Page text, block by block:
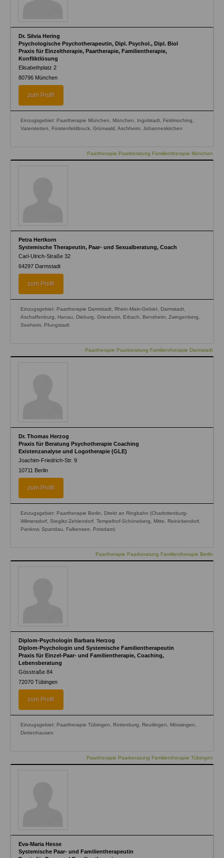
Dr. Silvia Hering
Psychologische Psychotherapeutin, Dipl. Psychol., Dipl. Biol
Praxis für Einzeltherapie, Paartherapie, Familientherapie,
Konfliktlösung
Elisabethplatz 2
80796 München
zum Profil
Einzugsgebiet: Paartherapie München, München, Ingolstadt, Feldmoching,
Vaterstetten, Fürstenfeldbruck, Grünwald, Aschheim, Johanneskirchen
Paartherapie Paarberatung Familientherapie München
Petra Hertkorn
Systemische Therapeutin, Paar- und Sexualberatung, Coach
Carl-Ulrich-Straße 32
64297 Darmstadt
zum Profil
Einzugsgebiet: Paartherapie Darmstadt, Rhein-Main-Gebiet, Darmstadt,
Aschaffenburg, Hanau, Dieburg, Griesheim, Erbach, Bensheim, Zwingenberg,
Seeheim, Pfungstadt
Paartherapie Paarberatung Familientherapie Darmstadt
Dr. Thomas Herzog
Praxis für Beratung Psychotherapie Coaching
Existenzanalyse und Logotherapie (GLE)
Joachim-Friedrich-Str. 9
10711 Berlin
zum Profil
Einzugsgebiet: Paartherapie Berlin, Direkt an Ringbahn (Charlottenburg-
Wilmersdorf, Steglitz-Zehlendorf, Tempelhof-Schöneberg, Mitte, Reinickendorf,
Pankow, Spandau, Falkensee, Potsdam)
Paartherapie Paarberatung Familientherapie Berlin
Diplom-Psychologin Barbara Herzog
Diplom-Psychologin und Systemische Familientherapeutin
Praxis für Einzel-Paar- und Familientherapie, Coaching,
Lebensberatung
Gösstraße 84
72070 Tübingen
zum Profil
Einzugsgebiet: Paartherapie Tübingen, Rottenburg, Reutlingen, Mössingen,
Dettenhausen
Paartherapie Paarberatung Familientherapie Tübingen
Eva-Maria Hesse
Systemische Paar- und Familientherapeutin